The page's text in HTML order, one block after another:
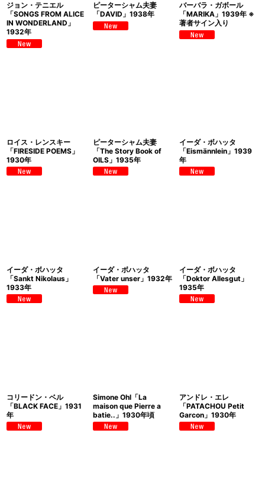
ジョン・テニエル
「SONGS FROM ALICE
IN WONDERLAND」
1932年
ピーターシャム夫妻
「DAVID」1938年
バーバラ・ガボール
「MARIKA」1939年 ※
著者サイン入り
ロイス・レンスキー
「FIRESIDE POEMS」
1930年
ピーターシャム夫妻
「The Story Book of
OILS」1935年
イーダ・ボハッタ
「Eismännlein」1939
年
イーダ・ボハッタ
「Sankt Nikolaus」
1933年
イーダ・ボハッタ
「Vater unser」1932年
イーダ・ボハッタ
「Doktor Allesgut」
1935年
コリードン・ベル
「BLACK FACE」1931
年
Simone Ohl「La
maison que Pierre a
batie..」1930年頃
アンドレ・エレ
「PATACHOU Petit
Garcon」1930年